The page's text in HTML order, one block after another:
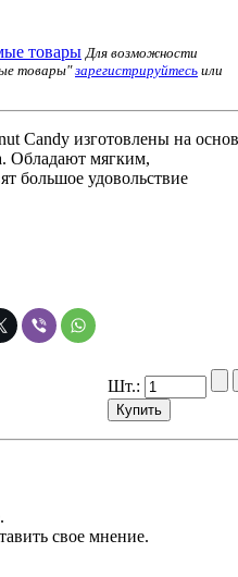
товары Для возможности
товары"зарегистрируйтесь или
Candy изготовлены на
Обладают мягким,
большое удовольствие
Шт.:
свое мнение.